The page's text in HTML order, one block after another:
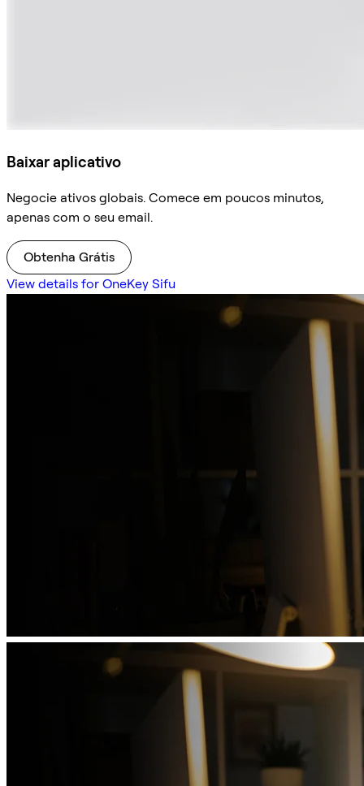
Baixar aplicativo
Negocie ativos globais. Comece em poucos minutos,
apenas com o seu email.
Obtenha Grátis
View details for OneKey Sifu